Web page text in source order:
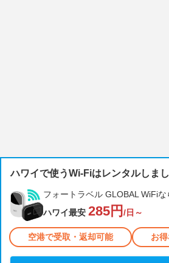
ハワイで使うWi-Fiはレンタルしま
フォートラベル GLOBAL WiFiな
ハワイ最安 285円 /日～
空港で受取・返却可能 お